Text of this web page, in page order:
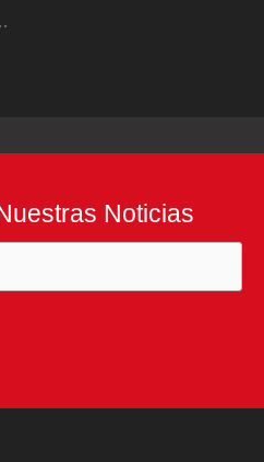
Noticias